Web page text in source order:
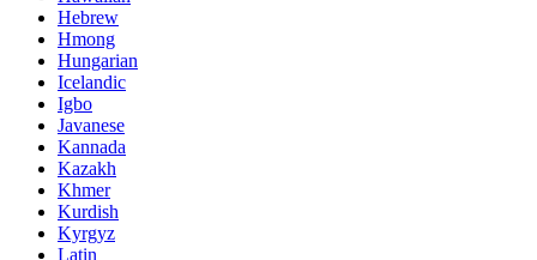
Hebrew
Hmong
Hungarian
Icelandic
Igbo
Javanese
Kannada
Kazakh
Khmer
Kurdish
Kyrgyz
Latin